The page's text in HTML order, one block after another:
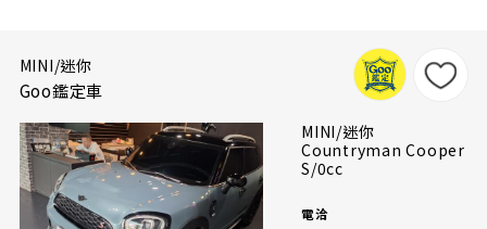
MINI/迷你
Goo鑑定車
MINI/迷你
Countryman Cooper
S/0cc
電洽